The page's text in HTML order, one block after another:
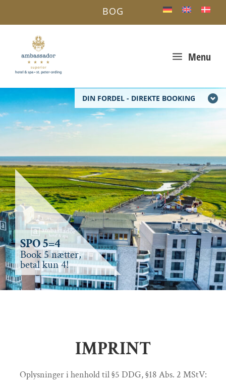
DIN FORDEL - DIREKTE BOOKING
a Menu
BOG
SPO 5=4
Book 5 nætter,
betal kun 4!
IMPRINT
Oplysninger i henhold til §5 DDG, §18 Abs. 2 MStV: